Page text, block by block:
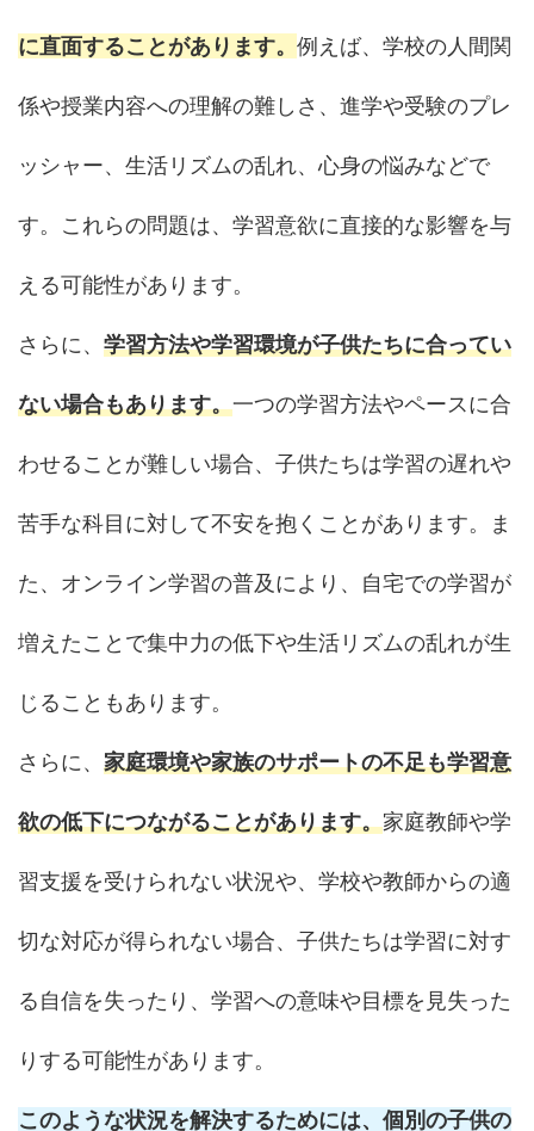
に直面することがあります。 例えば、学校の人間関
係や授業内容への理解の難しさ、進学や受験のプレ
ッシャー、生活リズムの乱れ、心身の悩みなどで
す。これらの問題は、学習意欲に直接的な影響を与
える可能性があります。
さらに、 学習方法や学習環境が子供たちに合ってい
ない場合もあります。一つの学習方法やペースに合
わせることが難しい場合、子供たちは学習の遅れや
苦手な科目に対して不安を抱くことがあります。ま
た、オンライン学習の普及により、自宅での学習が
増えたことで集中力の低下や生活リズムの乱れが生
じることもあります。
さらに、 家庭環境や家族のサポートの不足も学習意
欲の低下につながることがあります。家庭教師や学
習支援を受けられない状況や、学校や教師からの適
切な対応が得られない場合、子供たちは学習に対す
る自信を失ったり、学習への意味や目標を見失った
りする可能性があります。
このような状況を解決するためには、個別の子供の